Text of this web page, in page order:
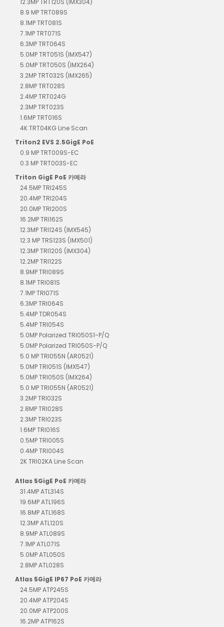
8.9 MP TRT089S
8.1MP TRT081S
7.1MP TRT071S
6.3MP TRT064S
5.0MP TRT051S (IMX547)
5.0MP TRT050S (IMX264)
3.2MP TRT032S (IMX265)
2.8MP TRT028S
2.4MP TRT024G
2.3MP TRT023S
1.6MP TRT016S
4K TRT04KG Line Scan
Triton2 EVS 2.5GigE PoE
0.9 MP TRT009S-EC
0.3 MP TRT003S-EC
Triton GigE PoE 카메라
24.5MP TRI245S
20.4MP TRI204S
20.0MP TRI200S
16.2MP TRI162S
12.3MP TRI124S (IMX545)
12.3 MP TRS123S (IMX501)
12.3MP TRI120S (IMX304)
12.2MP TRI122S
8.9MP TRI089S
8.1MP TRI081S
7.1MP TRI071S
6.3MP TRI064S
5.4MP TDR054S
5.4MP TRI054S
5.0MP Polarized TRI050S1-P/Q
5.0MP Polarized TRI050S-P/Q
5.0 MP TRI055N (AR0521)
5.0MP TRI051S (IMX547)
5.0MP TRI050S (IMX264)
5.0 MP TRI055N (AR0521)
3.2MP TRI032S
2.8MP TRI028S
2.3MP TRI023S
1.6MP TRI016S
0.5MP TRI005S
0.4MP TRI004S
2K TRI02KA Line Scan
Atlas 5GigE PoE 카메라
31.4MP ATL314S
19.6MP ATL196S
16.8MP ATL168S
12.3MP ATL120S
8.9MP ATL089S
7.1MP ATL071S
5.0MP ATL050S
2.8MP ATL028S
Atlas 5GigE IP67 PoE 카메라
24.5MP ATP245S
20.4MP ATP204S
20.0MP ATP200S
16.2MP ATP162S